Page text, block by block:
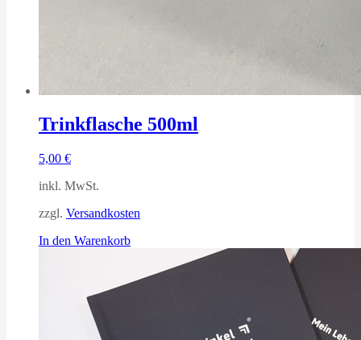
Trinkflasche 500ml
5,00 €
inkl. MwSt.
zzgl. Versandkosten
In den Warenkorb